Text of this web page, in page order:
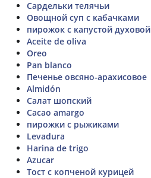
Сардельки телячьи
Овощной суп с кабачками
пирожок с капустой духовой
Aceite de oliva
Oreo
Pan blanco
Печенье овсяно-арахисовое
Almidón
Салат шопский
Cacao amargo
пирожки с рыжиками
Levadura
Harina de trigo
Azucar
Тост с копченой курицей